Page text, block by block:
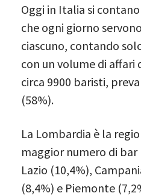
Oggi in Italia si
che ogni giorno
ciascuno, contando
con un volume di affari
circa 9900 baristi,
(58%).
La Lombardia è la
maggior numero di bar
Lazio (10,4%),
(8,4%) e Piemonte